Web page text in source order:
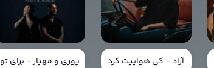
آراد - کی هواییت کرد پوری و مهیار - برای تو